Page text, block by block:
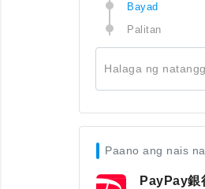
Bayad
Palitan
Halaga ng
Paano ang nais
PayPay